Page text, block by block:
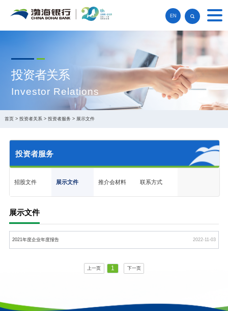
EN
投资者关系
Investor Relations
首页> 投资者关系> 投资者服务> 展示文件
投资者服务
招股文件 展示文件 推介会材料 联系方式
展示文件
2021年度企业年度报告 2022-11-03
上一页 1 下一页